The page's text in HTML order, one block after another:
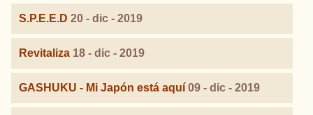
S.P.E.E.D 20 - dic - 2019
Revitaliza 18 - dic - 2019
GASHUKU - Mi Japón está aquí 09 - dic - 2019